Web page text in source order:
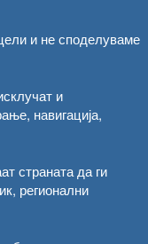
и не споделуваме
и
навигација,
страната да ги
регионални